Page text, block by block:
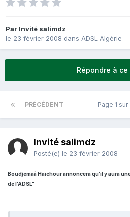
Par Invité salimdz
le 23 février 2008 dans ADSL Algérie
Répondre à ce
PRÉCÉDENT Page 1 sur
Invité salimdz
Posté(e) le 23 février 2008
Boudjemaâ Haïchour annoncera qu’il y aura
de l’ADSL"